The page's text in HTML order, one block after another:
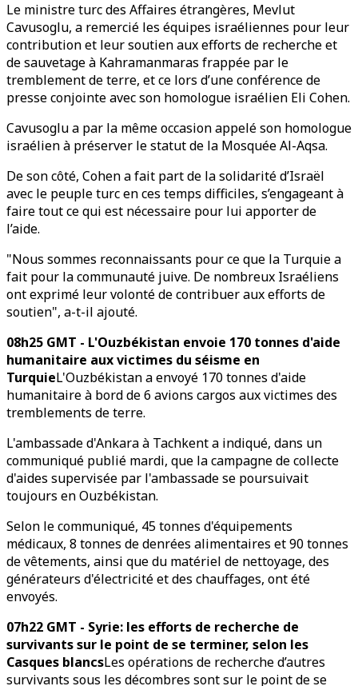
Le ministre turc des Affaires étrangères, Mevlut
Cavusoglu, a remercié les équipes israéliennes pour leur
contribution et leur soutien aux efforts de recherche et
de sauvetage à Kahramanmaras frappée par le
tremblement de terre, et ce lors d’une conférence de
presse conjointe avec son homologue israélien Eli Cohen.
Cavusoglu a par la même occasion appelé son homologue
israélien à préserver le statut de la Mosquée Al-Aqsa.
De son côté, Cohen a fait part de la solidarité d’Israël
avec le peuple turc en ces temps difficiles, s’engageant à
faire tout ce qui est nécessaire pour lui apporter de
l’aide.
"Nous sommes reconnaissants pour ce que la Turquie a
fait pour la communauté juive. De nombreux Israéliens
ont exprimé leur volonté de contribuer aux efforts de
soutien", a-t-il ajouté.
08h25 GMT - L'Ouzbékistan envoie 170 tonnes d'aide
humanitaire aux victimes du séisme en
TurquieL'Ouzbékistan a envoyé 170 tonnes d'aide
humanitaire à bord de 6 avions cargos aux victimes des
tremblements de terre.
L'ambassade d'Ankara à Tachkent a indiqué, dans un
communiqué publié mardi, que la campagne de collecte
d'aides supervisée par l'ambassade se poursuivait
toujours en Ouzbékistan.
Selon le communiqué, 45 tonnes d'équipements
médicaux, 8 tonnes de denrées alimentaires et 90 tonnes
de vêtements, ainsi que du matériel de nettoyage, des
générateurs d'électricité et des chauffages, ont été
envoyés.
07h22 GMT - Syrie: les efforts de recherche de
survivants sur le point de se terminer, selon les
Casques blancsLes opérations de recherche d’autres
survivants sous les décombres sont sur le point de se